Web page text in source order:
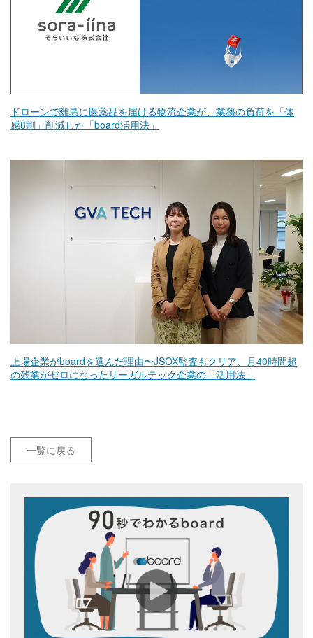
ドローンで離島に医薬品を届ける物流企業が、業務の負荷を「体
感8割」削減した「board活用法」
上場企業がboardを選んだ理由〜JSOX監査もクリア、月40時間超
の残業がゼロになったリーガルテック企業の「活用法」
一覧に戻る